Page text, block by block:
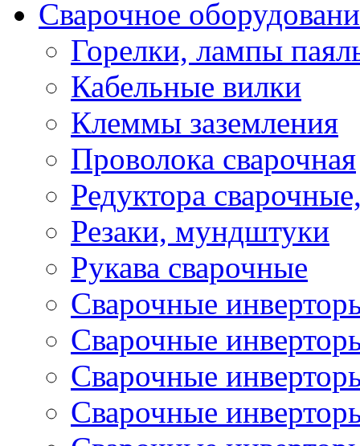
Сварочное
Горелки, лампы
Кабельные вилки
Клеммы заземления
Проволока сварочная
Редуктора
Резаки, мундштуки
Рукава сварочные
Сварочные
Сварочные
Сварочные
Сварочные